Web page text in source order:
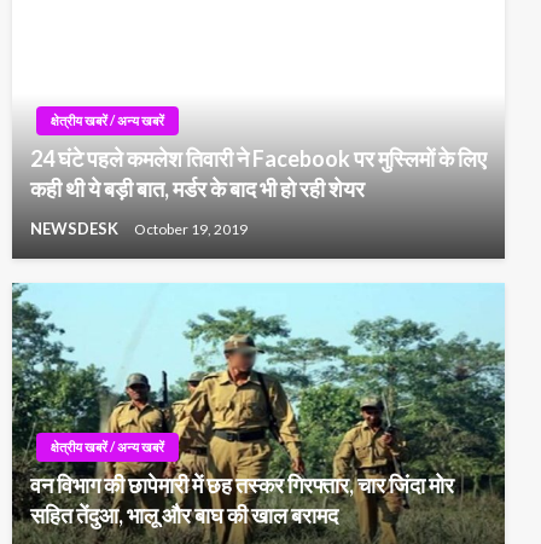
क्षेत्रीय खबरें / अन्य खबरें
24 घंटे पहले कमलेश तिवारी ने Facebook पर मुस्लिमों के लिए
कही थी ये बड़ी बात, मर्डर के बाद भी हो रही शेयर
NEWSDESK October 19, 2019
क्षेत्रीय खबरें / अन्य खबरें
वन विभाग की छापेमारी में छह तस्‍कर गिरफ्तार, चार जिंदा मोर
सहित तेंदुआ, भालू और बाघ की खाल बरामद